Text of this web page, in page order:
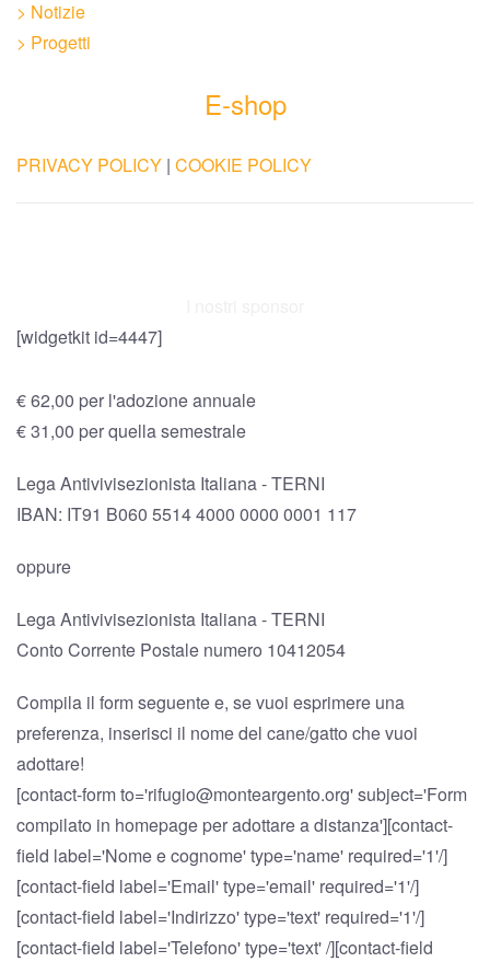
> Notizie
> Progetti
E-shop
PRIVACY POLICY | COOKIE POLICY
[widgetkit id=4447]
€ 62,00 per l'adozione annuale
€ 31,00 per quella semestrale
Lega Antivivisezionista Italiana - TERNI
IBAN: IT91 B060 5514 4000 0000 0001 117
oppure
Lega Antivivisezionista Italiana - TERNI
Conto Corrente Postale numero 10412054
Compila il form seguente e, se vuoi esprimere una
preferenza, inserisci il nome del cane/gatto che vuoi
adottare!
[contact-form to='rifugio@monteargento.org' subject='Form
compilato in homepage per adottare a distanza'][contact-
field label='Nome e cognome' type='name' required='1'/]
[contact-field label='Email' type='email' required='1'/]
[contact-field label='Indirizzo' type='text' required='1'/]
[contact-field label='Telefono' type='text' /][contact-field